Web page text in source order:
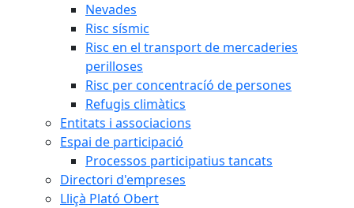
Nevades
Risc sísmic
Risc en el transport de mercaderies
perilloses
Risc per concentracíó de persones
Refugis climàtics
Entitats i associacions
Espai de participació
Processos participatius tancats
Directori d'empreses
Lliçà Plató Obert